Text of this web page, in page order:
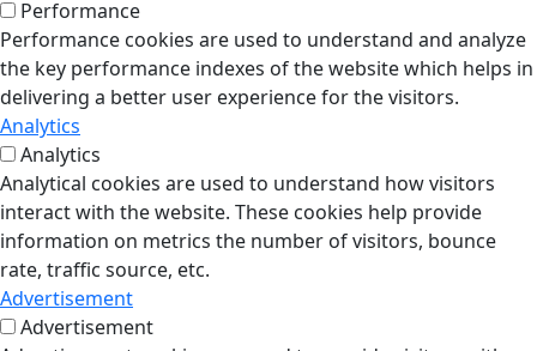
Performance
Performance cookies are used to understand and analyze
the key performance indexes of the website which helps in
delivering a better user experience for the visitors.
Analytics
Analytics
Analytical cookies are used to understand how visitors
interact with the website. These cookies help provide
information on metrics the number of visitors, bounce
rate, traffic source, etc.
Advertisement
Advertisement